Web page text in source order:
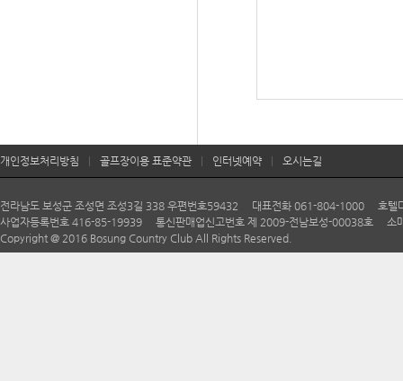
개인정보처리방침 골프장이용 표준약관 인터넷예약 오시는길
전라남도 보성군 조성면 조성3길 338 우편번호59432 대표전화 061-804-1000
사업자등록번호 416-85-19939 통신판매업신고번호 제 2009-전남보성-00038호 소
Copyright @ 2016 Bosung Country Club All Rights Reserved.